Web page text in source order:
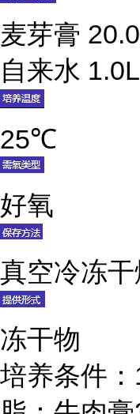
麦芽膏
自来水
25℃
好氧
真空冷冻
冻干物
培养条件：